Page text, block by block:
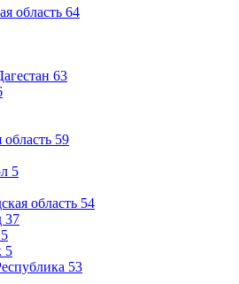
область 64
63
область 59
5
область 54
37
5
5
53